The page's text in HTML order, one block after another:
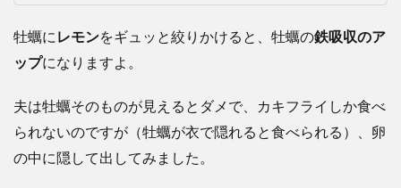
牡蠣に レモンをギュッと絞りかけると、牡蠣の鉄吸収のア
ップになりますよ。
夫は牡蠣そのものが見えるとダメで、カキフライしか食べ
られないのですが（牡蠣が衣で隠れると食べられる）、卵
の中に隠して出してみました。